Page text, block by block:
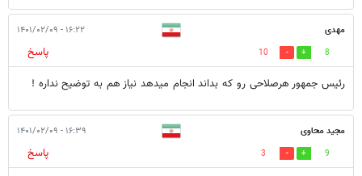
مهدی ۱۶:۲۲ - ۱۴۰۱/۰۲/۰۹
8
10
پاسخ
رئیس جمهور هرصلاحی رو که بداند انجام میدهد نیاز هم به توضیح نداره !
مجید محاوی ۱۶:۳۹ - ۱۴۰۱/۰۲/۰۹
9
3
پاسخ